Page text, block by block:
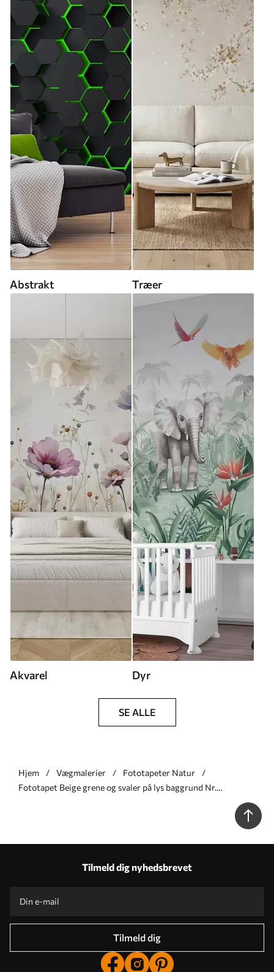
Abstrakt Træer
Akvarel Dyr
SE ALLE
Hjem Vægmalerier
Fototapeter Natur
Fototapet Beige grene og svaler på lys baggrund Nr.
Tilmeld dig nyhedsbrevet
Tilmeld dig